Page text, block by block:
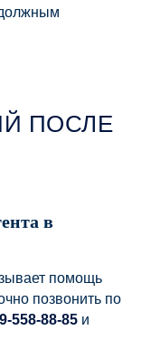
ПОСЛЕ
в
помощь
позвонить по
558-88-85 и